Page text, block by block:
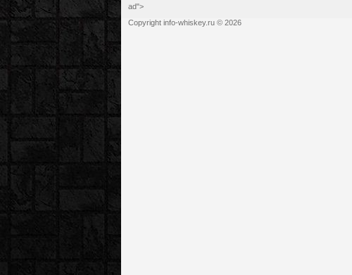
ad">
Copyright info-whiskey.ru © 2026